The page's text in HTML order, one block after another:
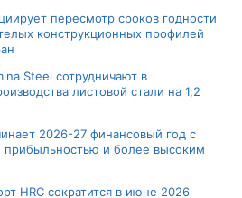
пересмотр сроков годности
конструкционных профилей
Steel сотрудничают в
листовой стали на 1,2
2026-27 финансовый год с
прибыльностью и более высоким
HRC сократится в июне 2026